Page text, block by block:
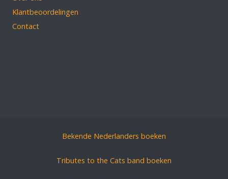
Klantbeoordelingen
Contact
Bekende Nederlanders boeken
Tributes to the Cats band boeken